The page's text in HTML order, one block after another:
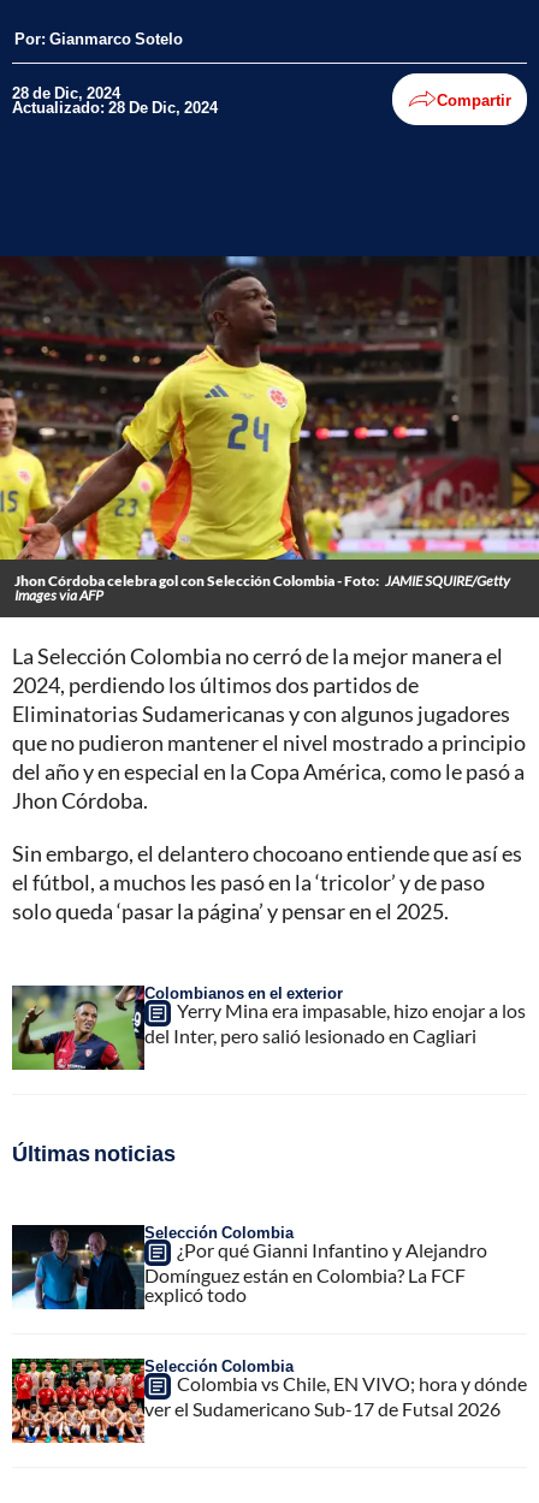
Por: Gianmarco Sotelo
28 de Dic, 2024
Actualizado: 28 De Dic, 2024 Compartir
Jhon Córdoba celebra gol con Selección Colombia - Foto: JAMIE SQUIRE/Getty
Images via AFP
La Selección Colombia no cerró de la mejor manera el
2024, perdiendo los últimos dos partidos de
Eliminatorias Sudamericanas y con algunos jugadores
que no pudieron mantener el nivel mostrado a principio
del año y en especial en la Copa América, como le pasó a
Jhon Córdoba.
Sin embargo, el delantero chocoano entiende que así es
el fútbol, a muchos les pasó en la ‘tricolor’ y de paso
solo queda ‘pasar la página’ y pensar en el 2025.
Colombianos en el exterior
Yerry Mina era impasable, hizo enojar a los
del Inter, pero salió lesionado en Cagliari
Últimas noticias
Selección Colombia
¿Por qué Gianni Infantino y Alejandro
Domínguez están en Colombia? La FCF
explicó todo
Selección Colombia
Colombia vs Chile, EN VIVO; hora y dónde
ver el Sudamericano Sub-17 de Futsal 2026